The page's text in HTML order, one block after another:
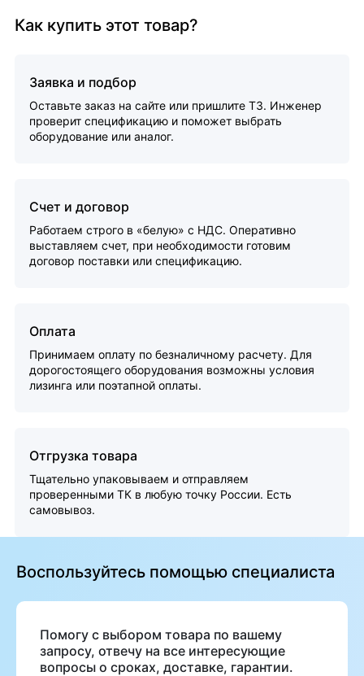
Как купить этот товар?
Заявка и подбор
Оставьте заказ на сайте или пришлите ТЗ. Инженер
проверит спецификацию и поможет выбрать
оборудование или аналог.
Счет и договор
Работаем строго в «белую» с НДС. Оперативно
выставляем счет, при необходимости готовим
договор поставки или спецификацию.
Оплата
Принимаем оплату по безналичному расчету. Для
дорогостоящего оборудования возможны условия
лизинга или поэтапной оплаты.
Отгрузка товара
Тщательно упаковываем и отправляем
проверенными ТК в любую точку России. Есть
самовывоз.
Воспользуйтесь помощью специалиста
Помогу с выбором товара по вашему
запросу, отвечу на все интересующие
вопросы о сроках, доставке, гарантии.